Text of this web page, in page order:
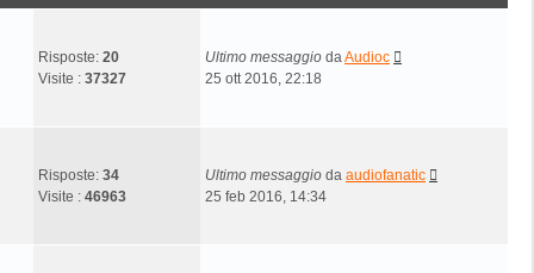
Risposte: 20
Visite : 37327
Ultimo messaggio daAudioc
25 ott 2016, 22:18
Risposte: 34
Visite : 46963
Ultimo messaggio da audiofanatic
25 feb 2016, 14:34